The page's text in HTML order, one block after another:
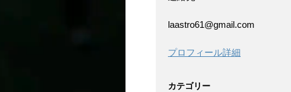
laastro61@gmail.com
プロフィール詳細
カテゴリー